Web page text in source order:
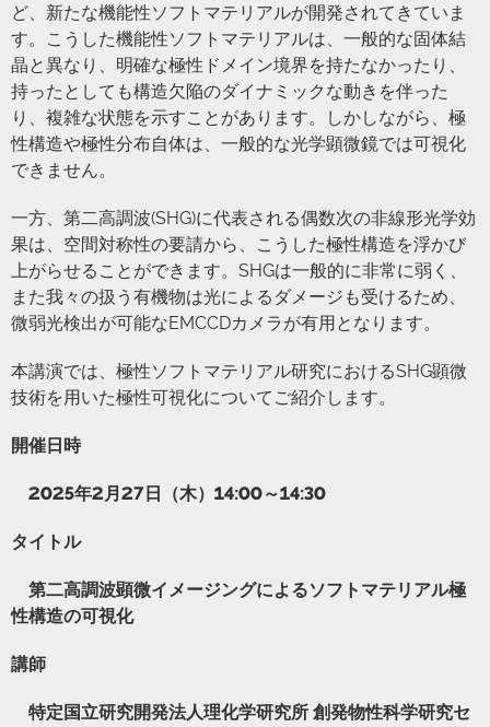
ど、新たな機能性ソフトマテリアルが開発されてきていま
す。こうした機能性ソフトマテリアルは、一般的な固体結
晶と異なり、明確な極性ドメイン境界を持たなかったり、
持ったとしても構造欠陥のダイナミックな動きを伴った
り、複雑な状態を示すことがあります。しかしながら、極
性構造や極性分布自体は、一般的な光学顕微鏡では可視化
できません。
一方、第二高調波(SHG)に代表される偶数次の非線形光学効
果は、空間対称性の要請から、こうした極性構造を浮かび
上がらせることができます。SHGは一般的に非常に弱く、
また我々の扱う有機物は光によるダメージも受けるため、
微弱光検出が可能なEMCCDカメラが有用となります。
本講演では、極性ソフトマテリアル研究におけるSHG顕微
技術を用いた極性可視化についてご紹介します。
開催日時
2025年2月27日（木）14:00～14:30
タイトル
第二高調波顕微イメージングによるソフトマテリアル極
性構造の可視化
講師
特定国立研究開発法人理化学研究所 創発物性科学研究セ